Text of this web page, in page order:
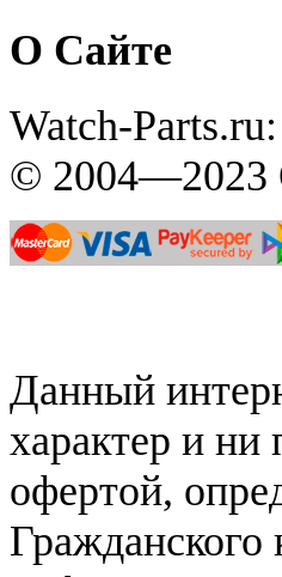
О Сайте
Watch-
© 2004—2023
Данный
характер и ни
офертой,
Гражданского